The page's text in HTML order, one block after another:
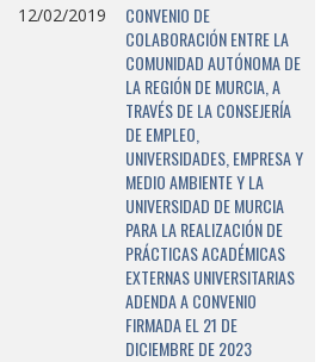
12/02/2019
CONVENIO DE
COLABORACIÓN ENTRE LA
COMUNIDAD AUTÓNOMA DE
LA REGIÓN DE MURCIA, A
TRAVÉS DE LA CONSEJERÍA
DE EMPLEO,
UNIVERSIDADES, EMPRESA Y
MEDIO AMBIENTE Y LA
UNIVERSIDAD DE MURCIA
PARA LA REALIZACIÓN DE
PRÁCTICAS ACADÉMICAS
EXTERNAS UNIVERSITARIAS
ADENDA A CONVENIO
FIRMADA EL 21 DE
DICIEMBRE DE 2023